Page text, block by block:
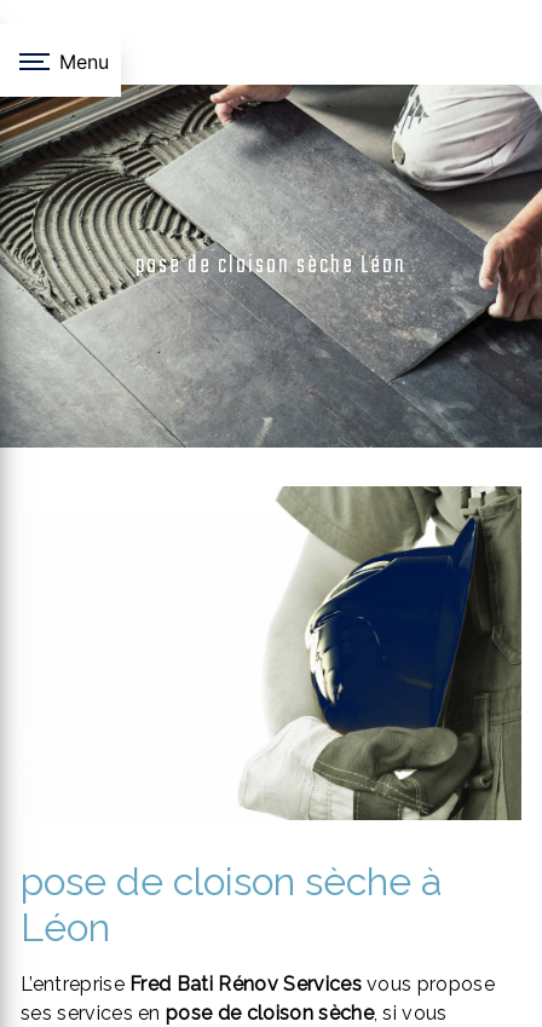
Menu
pose de cloison sèche Léon
pose de cloison sèche à
Léon
L’entreprise Fred Bati Rénov Servicesvous propose
ses services enpose de cloison sèche, si vous